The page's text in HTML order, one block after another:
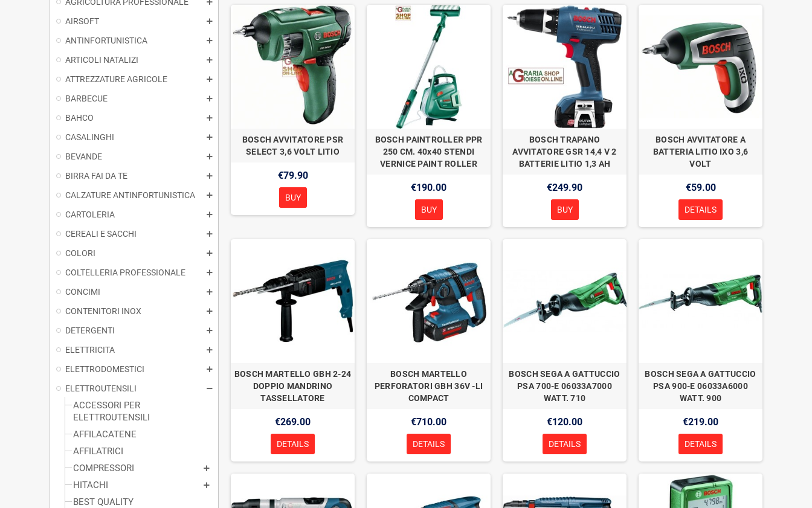
AIRSOFT
ANTINFORTUNISTICA
ARTICOLI NATALIZI
ATTREZZATURE AGRICOLE
BARBECUE
BAHCO
CASALINGHI
BEVANDE
BIRRA FAI DA TE
CALZATURE ANTINFORTUNISTICA
CARTOLERIA
CEREALI E SACCHI
COLORI
COLTELLERIA PROFESSIONALE
CONCIMI
CONTENITORI INOX
DETERGENTI
ELETTRICITA
ELETTRODOMESTICI
ELETTROUTENSILI
ACCESSORI PER
ELETTROUTENSILI
AFFILACATENE
AFFILATRICI
COMPRESSORI
HITACHI
BEST QUALITY
BOSCH AVVITATORE PSR
SELECT 3,6 VOLT LITIO
€79.90
BUY
BOSCH PAINTROLLER PPR
250 CM. 40x40 STENDI
VERNICE PAINT ROLLER
€190.00
BUY
BOSCH TRAPANO
AVVITATORE GSR 14,4 V 2
BATTERIE LITIO 1,3 AH
€249.90
BUY
BOSCH AVVITATORE A
BATTERIA LITIO IXO 3,6
VOLT
€59.00
DETAILS
BOSCH MARTELLO GBH 2-24
DOPPIO MANDRINO
TASSELLATORE
€269.00
DETAILS
BOSCH MARTELLO
PERFORATORI GBH 36V -LI
COMPACT
€710.00
DETAILS
BOSCH SEGA A GATTUCCIO
PSA 700-E 06033A7000
WATT. 710
€120.00
DETAILS
BOSCH SEGA A GATTUCCIO
PSA 900-E 06033A6000
WATT. 900
€219.00
DETAILS